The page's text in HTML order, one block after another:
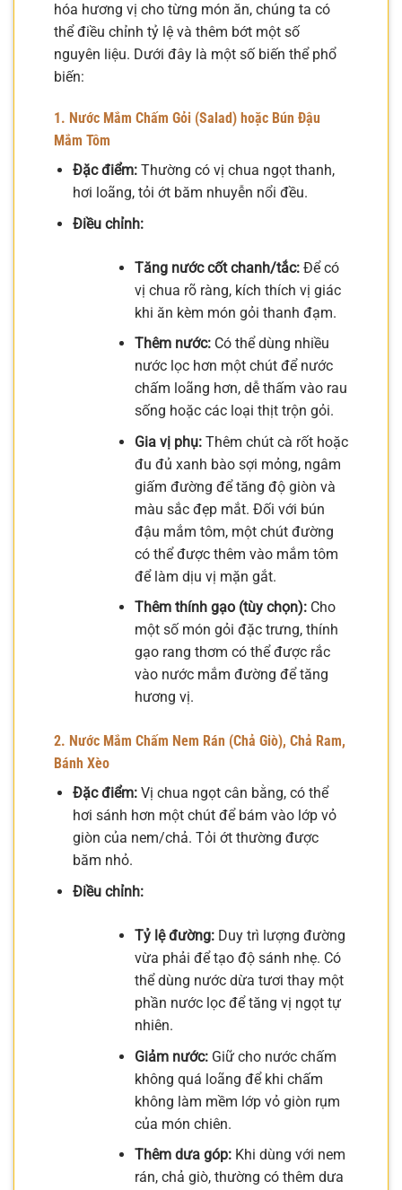
hóa hương vị cho từng món ăn, chúng ta có
thể điều chỉnh tỷ lệ và thêm bớt một số
nguyên liệu. Dưới đây là một số biến thể phổ
biến:
1. Nước Mắm Chấm Gỏi (Salad) hoặc Bún Đậu
Mắm Tôm
Đặc điểm:Thường có vị chua ngọt thanh,
hơi loãng, tỏi ớt băm nhuyễn nổi đều.
Điều chỉnh:
Tăng nước cốt chanh/tắc:Để có
vị chua rõ ràng, kích thích vị giác
khi ăn kèm món gỏi thanh đạm.
Thêm nước:Có thể dùng nhiều
nước lọc hơn một chút để nước
chấm loãng hơn, dễ thấm vào rau
sống hoặc các loại thịt trộn gỏi.
Gia vị phụ:Thêm chút cà rốt hoặc
đu đủ xanh bào sợi mỏng, ngâm
giấm đường để tăng độ giòn và
màu sắc đẹp mắt. Đối với bún
đậu mắm tôm, một chút đường
có thể được thêm vào mắm tôm
để làm dịu vị mặn gắt.
Thêm thính gạo (tùy chọn):Cho
một số món gỏi đặc trưng, thính
gạo rang thơm có thể được rắc
vào nước mắm đường để tăng
hương vị.
2. Nước Mắm Chấm Nem Rán (Chả Giò), Chả Ram,
Bánh Xèo
Đặc điểm:Vị chua ngọt cân bằng, có thể
hơi sánh hơn một chút để bám vào lớp vỏ
giòn của nem/chả. Tỏi ớt thường được
băm nhỏ.
Điều chỉnh:
Tỷ lệ đường:Duy trì lượng đường
vừa phải để tạo độ sánh nhẹ. Có
thể dùng nước dừa tươi thay một
phần nước lọc để tăng vị ngọt tự
nhiên.
Giảm nước:Giữ cho nước chấm
không quá loãng để khi chấm
không làm mềm lớp vỏ giòn rụm
của món chiên.
Thêm dưa góp:Khi dùng với nem
rán, chả giò, thường có thêm dưa